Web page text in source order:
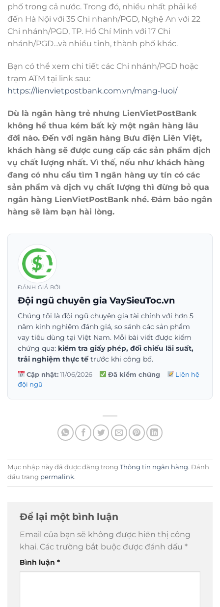
phố trong cả nước. Trong đó, nhiều nhất phải kể
đến Hà Nội với 35 Chi nhanh/PGD, Nghệ An với 22
Chi nhánh/PGD, TP. Hồ Chí Minh với 17 Chi
nhánh/PGD…và nhiều tỉnh, thành phố khác.
Bạn có thể xem chi tiết các Chi nhánh/PGD hoặc
trạm ATM tại link sau:
https://lienvietpostbank.com.vn/mang-luoi/
Dù là ngân hàng trẻ nhưng LienVietPostBank
không hề thua kém bất kỳ một ngân hàng lâu
đời nào. Đến với ngân hàng Bưu điện Liên Việt,
khách hàng sẽ được cung cấp các sản phẩm dịch
vụ chất lượng nhất. Vì thế, nếu như khách hàng
đang có nhu cầu tìm 1 ngân hàng uy tín có các
sản phẩm và dịch vụ chất lượng thì đừng bỏ qua
ngân hàng LienVietPostBank nhé. Đảm bảo ngân
hàng sẽ làm bạn hài lòng.
ĐÁNH GIÁ BỞI
Đội ngũ chuyên gia VaySieuToc.vn
Chúng tôi là đội ngũ chuyên gia tài chính với hơn 5
năm kinh nghiệm đánh giá, so sánh các sản phẩm
vay tiêu dùng tại Việt Nam. Mỗi bài viết được kiểm
chứng qua: kiểm tra giấy phép, đối chiếu lãi suất,
trải nghiệm thực tếtrước khi công bố.
Cập nhật:11/06/2026 Đã kiểm chứng
Liên hệ
đội ngũ
Mục nhập này đã được đăng trong Thông tin ngân hàng. Đánh
dấu trang permalink.
Để lại một bình luận
Email của bạn sẽ không được hiển thị công
khai. Các trường bắt buộc được đánh dấu *
Bình luận *